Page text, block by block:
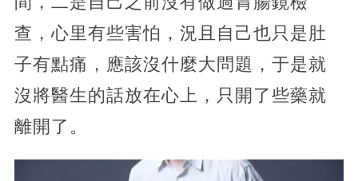
查，心里有些害怕，況且自己也只是肚
子有點痛，應該沒什麼大問題，于是就
沒將醫生的話放在心上，只開了些藥就
離開了。